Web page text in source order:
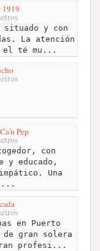
1919
situado y con
La atención
el té mu...
Pep
con
y educado,
Una
en Puerto
gran solera
profesi...